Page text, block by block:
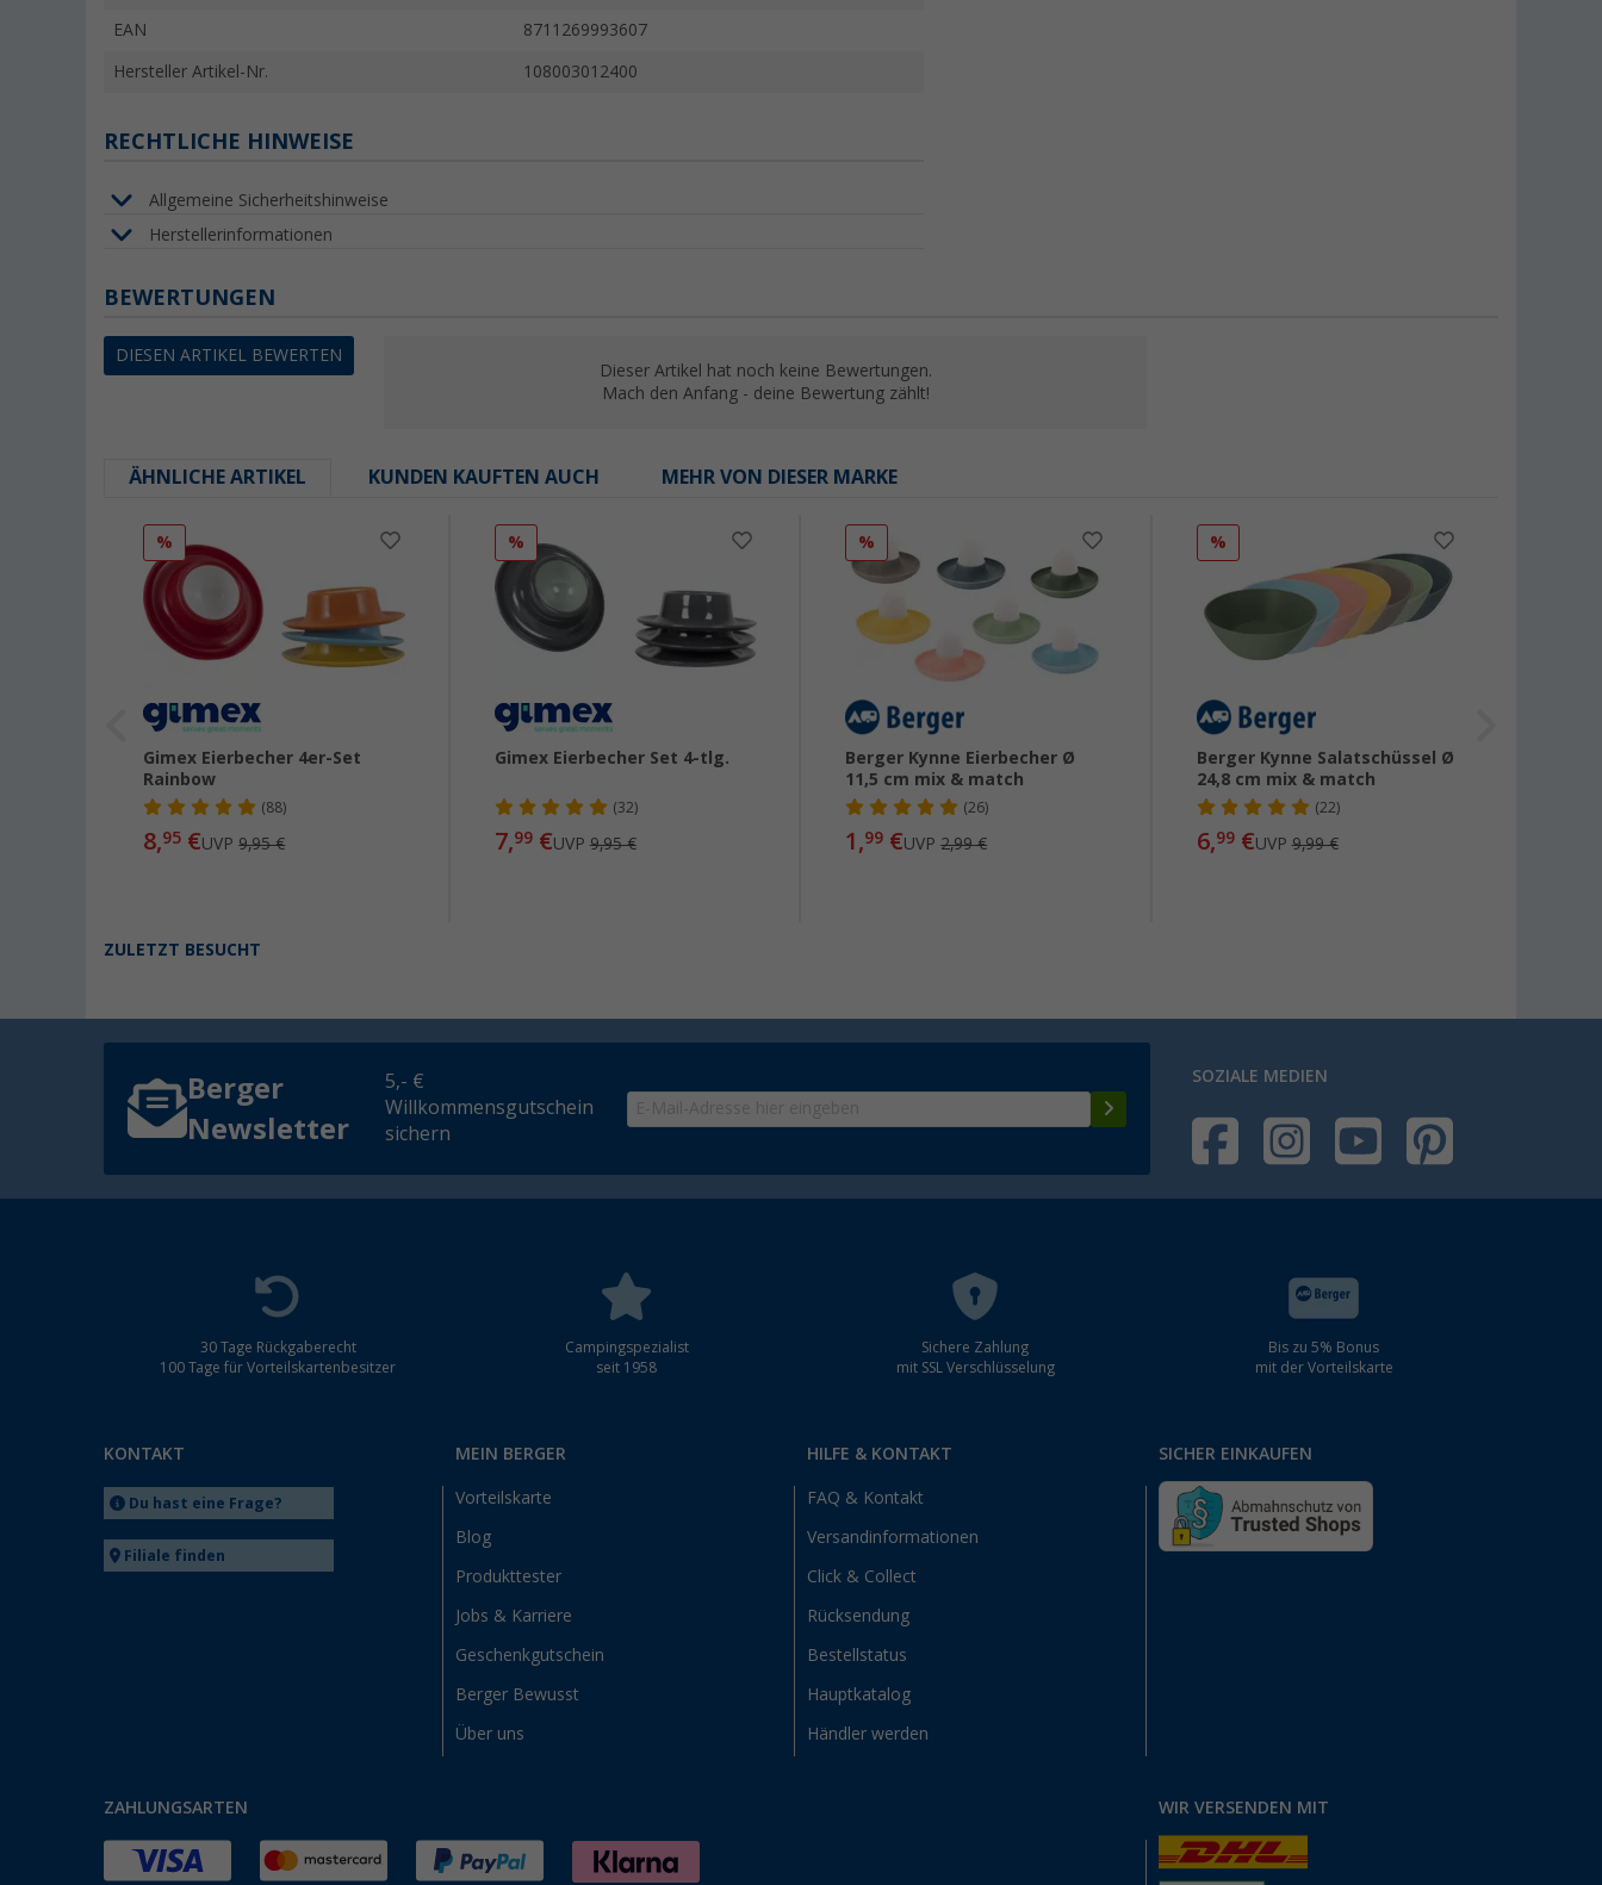
EAN 8711269993607
Hersteller Artikel-Nr. 108003012400
RECHTLICHE HINWEISE
Allgemeine Sicherheitshinweise
Herstellerinformationen
BEWERTUNGEN
DIESEN ARTIKEL BEWERTEN
Dieser Artikel hat noch keine Bewertungen.
Mach den Anfang - deine Bewertung zählt!
ÄHNLICHE ARTIKEL KUNDEN KAUFTEN AUCH MEHR VON DIESER MARKE
%
Gimex Eierbecher 4er-Set
Rainbow
(88)
8,95 €UVP9,95 €
%
Gimex Eierbecher Set 4-tlg.
(32)
7,99€UVP 9,95 €
%
Berger Kynne Eierbecher Ø
11,5 cm mix & match
(26)
1,99 €UVP2,99 €
%
Berger Kynne Salatschüssel Ø
24,8 cm mix & match
(22)
6,99€UVP 9,99 €
ZULETZT BESUCHT
Berger
Newsletter
5,- €
Willkommensgutschein
sichern
SOZIALE MEDIEN
30 Tage Rückgaberecht
100 Tage für Vorteilskartenbesitzer
Campingspezialist
seit 1958
Sichere Zahlung
mit SSL Verschlüsselung
Bis zu 5% Bonus
mit der Vorteilskarte
KONTAKT
Du hast eine Frage?
Filiale finden
MEIN BERGER
Vorteilskarte
Blog
Produkttester
Jobs & Karriere
Geschenkgutschein
Berger Bewusst
Über uns
HILFE & KONTAKT
FAQ & Kontakt
Versandinformationen
Click & Collect
Rücksendung
Bestellstatus
Hauptkatalog
Händler werden
SICHER EINKAUFEN
ZAHLUNGSARTEN WIR VERSENDEN MIT